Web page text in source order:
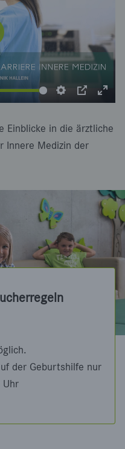
S
t
s
P
E
u
l
c
Einblicke in die ärztliche
Innere Medizin der
der Geburtshilfe nur
Uhr